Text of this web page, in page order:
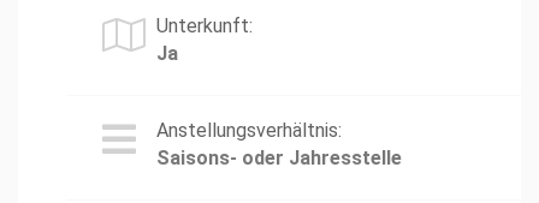
Unterkunft:
Ja
Anstellungsverhältnis:
Saisons- oder Jahresstelle